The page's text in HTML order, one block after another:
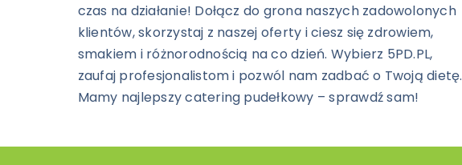
czas na działanie! Dołącz do grona naszych zadowolonych
klientów, skorzystaj z naszej oferty i ciesz się zdrowiem,
smakiem i różnorodnością na co dzień. Wybierz 5PD.PL,
zaufaj profesjonalistom i pozwól nam zadbać o Twoją dietę.
Mamy najlepszy catering pudełkowy – sprawdź sam!